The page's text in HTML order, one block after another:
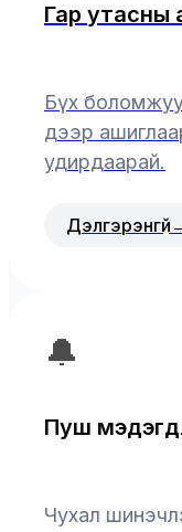
Гар утасны
Бүх
дээр
удирдаарай.
Дэлгэрэнгүй
🔔
Пуш
Чухал